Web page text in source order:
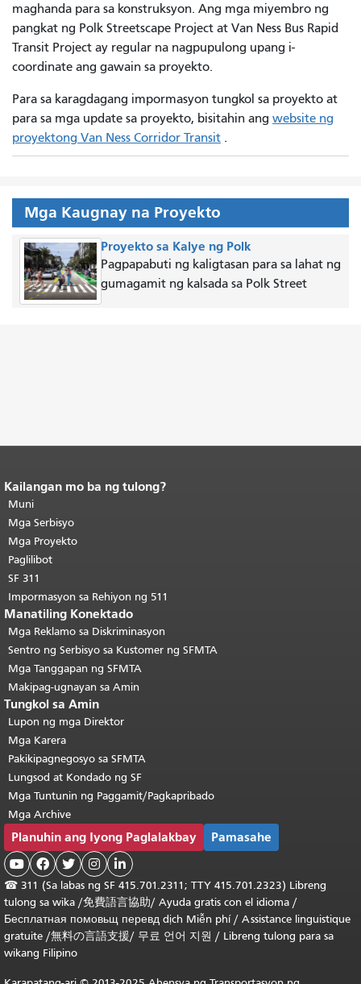
maghanda para sa konstruksyon. Ang mga miyembro ng
pangkat ng Polk Streetscape Project at Van Ness Bus Rapid
Transit Project ay regular na nagpupulong upang i-
coordinate ang gawain sa proyekto.
Para sa karagdagang impormasyon tungkol sa proyekto at
para sa mga update sa proyekto, bisitahin ang website ng
proyektong Van Ness Corridor Transit .
Mga Kaugnay na Proyekto
Proyekto sa Kalye ng Polk
Pagpapabuti ng kaligtasan para sa lahat ng
gumagamit ng kalsada sa Polk Street
Katapusan ng nilalaman ng
pahina.
pahinang ito ay nauulit sa bawat
pahina.Bumalik sa tuktok ng
pangunahing nilalaman
Kailangan mo ba ng tulong?
Muni
Mga Serbisyo
Mga Proyekto
Paglilibot
SF 311
Impormasyon sa Rehiyon ng 511
Manatiling Konektado
Mga Reklamo sa Diskriminasyon
Sentro ng Serbisyo sa Kustomer ng SFMTA
Mga Tanggapan ng SFMTA
Makipag-ugnayan sa Amin
Tungkol sa Amin
Lupon ng mga Direktor
Mga Karera
Pakikipagnegosyo sa SFMTA
Lungsod at Kondado ng SF
Mga Tuntunin ng Paggamit/Pagkapribado
Mga Archive
Planuhin ang Iyong Paglalakbay Pamasahe
    
☎ 311 (Sa labas ng SF 415.701.2311; TTY 415.701.2323) Libreng
tulong sa wika /免費語言協助/ Ayuda gratis con el idioma /
Бесплатная помовьщ перевд dịch Miễn phí/ Assistance linguistique
gratuite /無料の言語支援/ 무료 언어 지원 / Libreng tulong para sa
wikang Filipino